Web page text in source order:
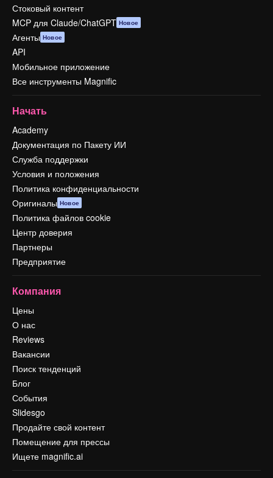
Стоковый контент
MCP для Claude/ChatGPT Новое
Агенты Новое
API
Мобильное приложение
Все инструменты Magnific
Начать
Academy
Документация по Пакету ИИ
Служба поддержки
Условия и положения
Политика конфиденциальности
Оригиналы Новое
Политика файлов cookie
Центр доверия
Партнеры
Предприятие
Компания
Цены
О нас
Reviews
Вакансии
Поиск тенденций
Блог
События
Slidesgo
Продайте свой контент
Помещение для прессы
Ищете magnific.ai